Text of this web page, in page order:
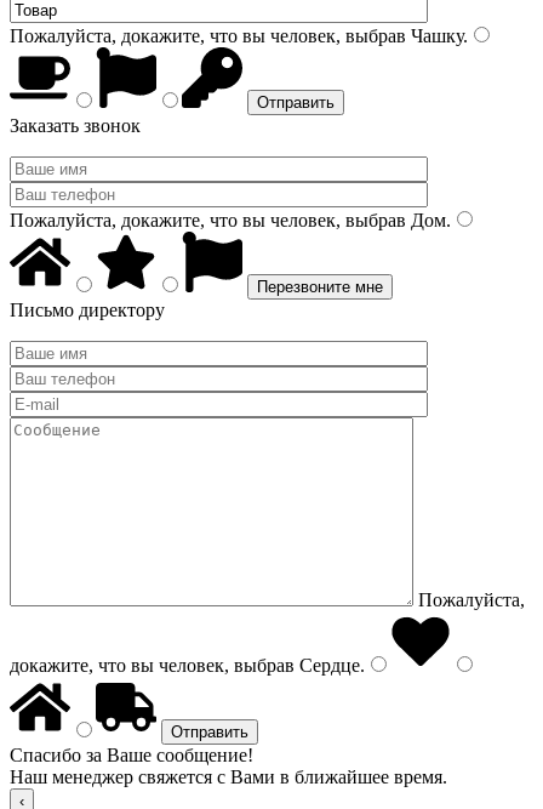
Пожалуйста, докажите, что вы человек, выбрав Чашку.
Заказать звонок
Пожалуйста, докажите, что вы человек, выбрав Дом.
Письмо директору
Пожалуйста,
докажите, что вы человек, выбрав Сердце.
Спасибо за Ваше сообщение!
Наш менеджер свяжется с Вами в ближайшее время.